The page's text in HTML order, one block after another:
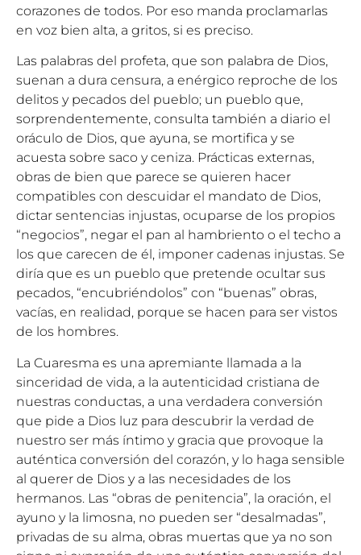
corazones de todos. Por eso manda proclamarlas
en voz bien alta, a gritos, si es preciso.
Las palabras del profeta, que son palabra de Dios,
suenan a dura censura, a enérgico reproche de los
delitos y pecados del pueblo; un pueblo que,
sorprendentemente, consulta también a diario el
oráculo de Dios, que ayuna, se mortifica y se
acuesta sobre saco y ceniza. Prácticas externas,
obras de bien que parece se quieren hacer
compatibles con descuidar el mandato de Dios,
dictar sentencias injustas, ocuparse de los propios
“negocios”, negar el pan al hambriento o el techo a
los que carecen de él, imponer cadenas injustas. Se
diría que es un pueblo que pretende ocultar sus
pecados, “encubriéndolos” con “buenas” obras,
vacías, en realidad, porque se hacen para ser vistos
de los hombres.
La Cuaresma es una apremiante llamada a la
sinceridad de vida, a la autenticidad cristiana de
nuestras conductas, a una verdadera conversión
que pide a Dios luz para descubrir la verdad de
nuestro ser más íntimo y gracia que provoque la
auténtica conversión del corazón, y lo haga sensible
al querer de Dios y a las necesidades de los
hermanos. Las “obras de penitencia”, la oración, el
ayuno y la limosna, no pueden ser “desalmadas”,
privadas de su alma, obras muertas que ya no son